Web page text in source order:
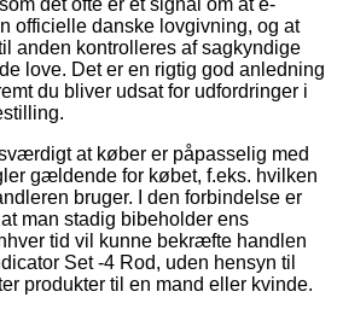
det ofte er et signal om at e-
officielle danske lovgivning, og at
anden kontrolleres af sagkyndige
love. Det er en rigtig god anledning
du bliver udsat for udfordringer i
at køber er påpasselig med
gældende for købet, f.eks. hvilken
bruger. I den forbindelse er
man stadig bibeholder ens
tid vil kunne bekræfte handlen
Set -4 Rod, uden hensyn til
produkter til en mand eller kvinde.